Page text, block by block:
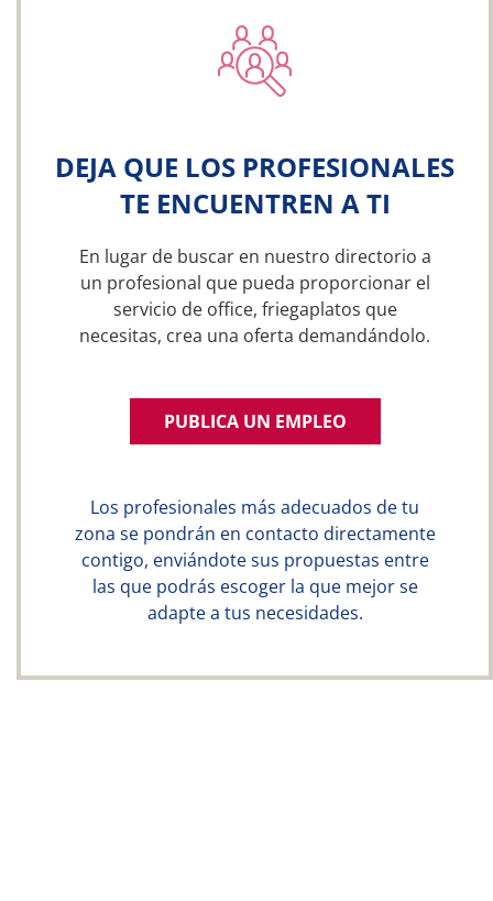
DEJA QUE LOS PROFESIONALES
TE ENCUENTREN A TI
En lugar de buscar en nuestro directorio a
un profesional que pueda proporcionar el
servicio de office, friegaplatos que
necesitas, crea una oferta demandándolo.
PUBLICA UN EMPLEO
Los profesionales más adecuados de tu
zona se pondrán en contacto directamente
contigo, enviándote sus propuestas entre
las que podrás escoger la que mejor se
adapte a tus necesidades.